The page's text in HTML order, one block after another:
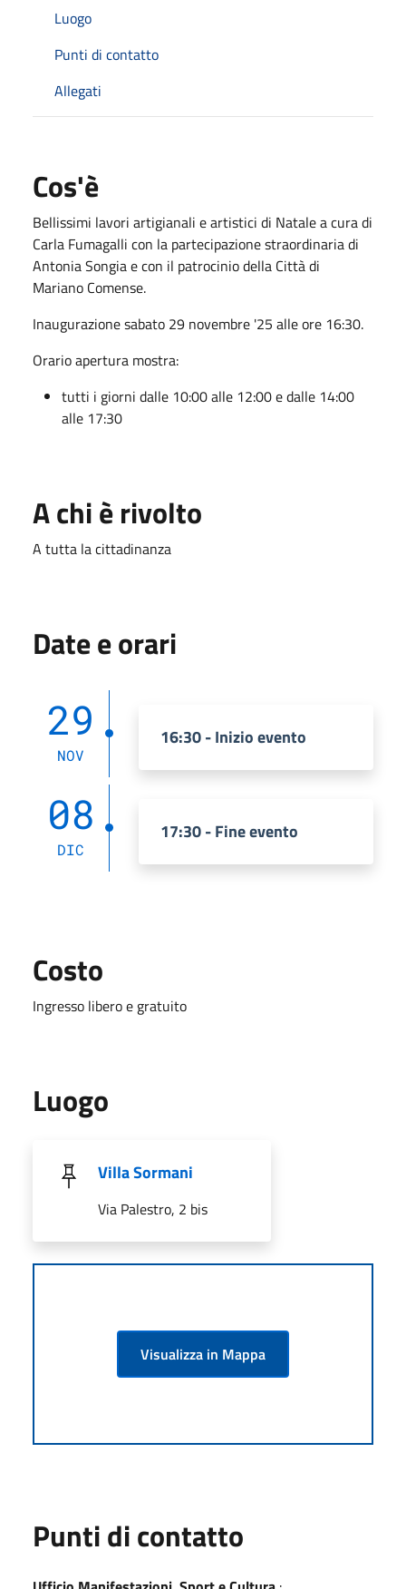
Luogo
Punti di contatto
Allegati
Cos'è
Bellissimi lavori artigianali e artistici di Natale a cura di
Carla Fumagalli con la partecipazione straordinaria di
Antonia Songia e con il patrocinio della Città di
Mariano Comense.
Inaugurazione sabato 29 novembre '25 alle ore 16:30.
Orario apertura mostra:
tutti i giorni dalle 10:00 alle 12:00 e dalle 14:00
alle 17:30
A chi è rivolto
A tutta la cittadinanza
Date e orari
29
NOV
16:30 - Inizio evento
08
DIC
17:30 - Fine evento
Costo
Ingresso libero e gratuito
Luogo
Villa Sormani
Via Palestro, 2 bis
Visualizza in Mappa
Punti di contatto